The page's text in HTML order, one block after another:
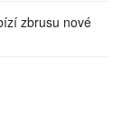
zbrusu nové